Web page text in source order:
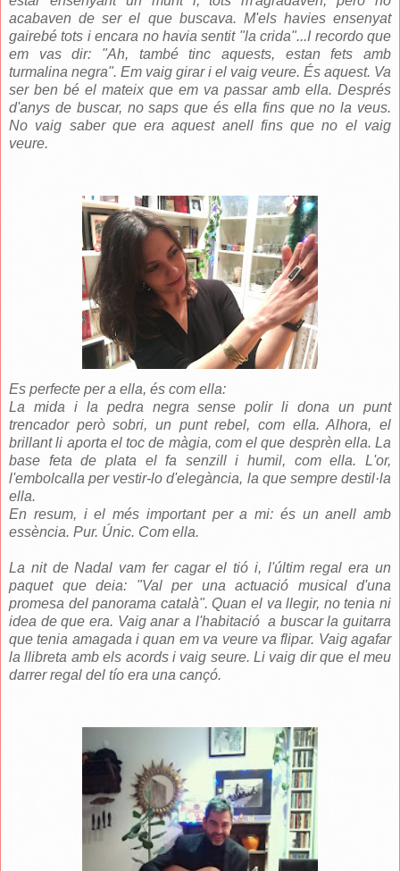
acabaven de ser el que buscava. M'els havies ensenyat
gairebé tots i encara no havia sentit "la crida"...I recordo que
em vas dir: "Ah, també tinc aquests, estan fets amb
turmalina negra". Em vaig girar i el vaig veure. És aquest. Va
ser ben bé el mateix que em va passar amb ella. Després
d'anys de buscar, no saps que és ella fins que no la veus.
No vaig saber que era aquest anell fins que no el vaig
veure.
Es perfecte per a ella, és com ella:
La mida i la pedra negra sense polir li dona un punt
trencador però sobri, un punt rebel, com ella. Alhora, el
brillant li aporta el toc de màgia, com el que desprèn ella. La
base feta de plata el fa senzill i humil, com ella. L'or,
l'embolcalla per vestir-lo d'elegància, la que sempre destil·la
ella.
En resum, i el més important per a mi: és un anell amb
essència. Pur. Únic. Com ella.
La nit de Nadal vam fer cagar el tió i, l'últim regal era un
paquet que deia: "Val per una actuació musical d'una
promesa del panorama català". Quan el va llegir, no tenia ni
idea de que era. Vaig anar a l'habitació a buscar la guitarra
que tenia amagada i quan em va veure va flipar. Vaig agafar
la llibreta amb els acords i vaig seure. Li vaig dir que el meu
darrer regal del tío era una cançó.